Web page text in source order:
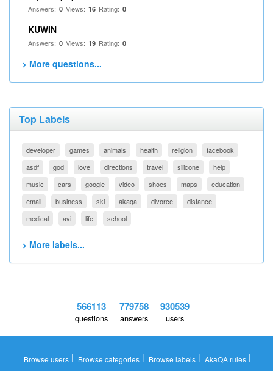
Answers: 0 Views: 16 Rating: 0
KUWIN
Answers: 0 Views: 19 Rating: 0
> More questions...
Top Labels
developer games animals health religion
facebook
asdf
god love directions travel silicone
help
music
cars google video shoes maps
education
email
business ski akaqa divorce
distance
medical
avi life school
> More labels...
566113
questions
779758
answers
930539
users
Browse users | Browse categories | Browse labels | AkaQA rules |